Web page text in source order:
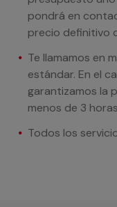
pondrá en
precio definitivo
Te llamamos en
estándar. En el
garantizamos la
menos de 3
Todos los